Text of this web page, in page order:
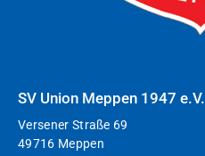
SV Union Meppen 1947 e.V.
Versener Straße 69
49716 Meppen